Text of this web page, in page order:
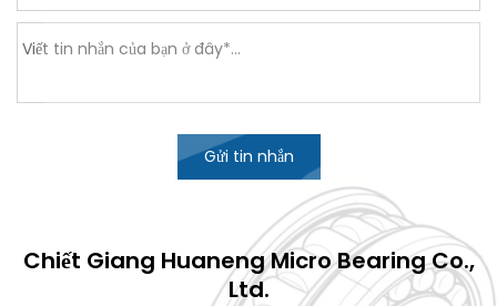
Gửi tin nhắn
Chiết Giang Huaneng Micro Bearing Co.,
Ltd.